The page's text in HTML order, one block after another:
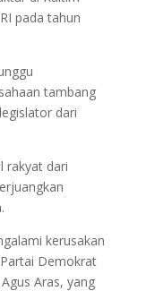
pada tahun
tambang
dari
rakyat dari
kerusakan
Demokrat
Aras, yang